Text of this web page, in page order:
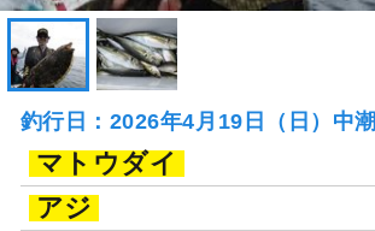
釣行日：2026年4月19日（日）中潮
マトウダイ
アジ